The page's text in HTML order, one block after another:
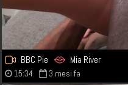
BBC Pie Mia River
15:34 3 mesi fa